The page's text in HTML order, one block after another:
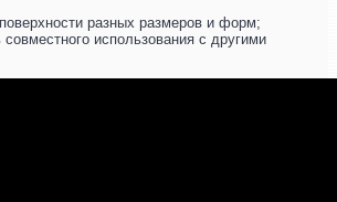
разных размеров и форм;
использования с другими